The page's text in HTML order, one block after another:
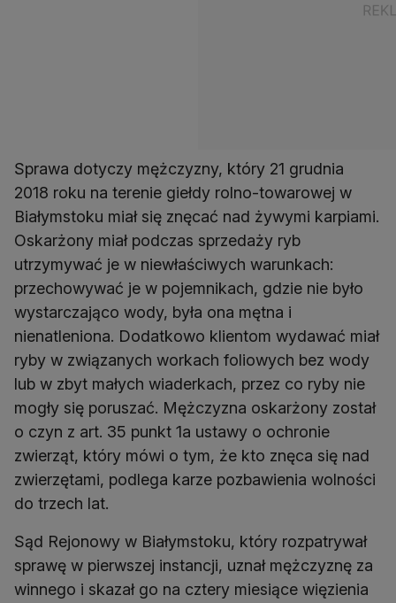
Sprawa dotyczy mężczyzny, który 21 grudnia
2018 roku na terenie giełdy rolno-towarowej w
Białymstoku miał się znęcać nad żywymi karpiami.
Oskarżony miał podczas sprzedaży ryb
utrzymywać je w niewłaściwych warunkach:
przechowywać je w pojemnikach, gdzie nie było
wystarczająco wody, była ona mętna i
nienatleniona. Dodatkowo klientom wydawać miał
ryby w związanych workach foliowych bez wody
lub w zbyt małych wiaderkach, przez co ryby nie
mogły się poruszać. Mężczyzna oskarżony został
o czyn z art. 35 punkt 1a ustawy o ochronie
zwierząt, który mówi o tym, że kto znęca się nad
zwierzętami, podlega karze pozbawienia wolności
do trzech lat.
Sąd Rejonowy w Białymstoku, który rozpatrywał
sprawę w pierwszej instancji, uznał mężczyznę za
winnego i skazał go na cztery miesiące więzienia